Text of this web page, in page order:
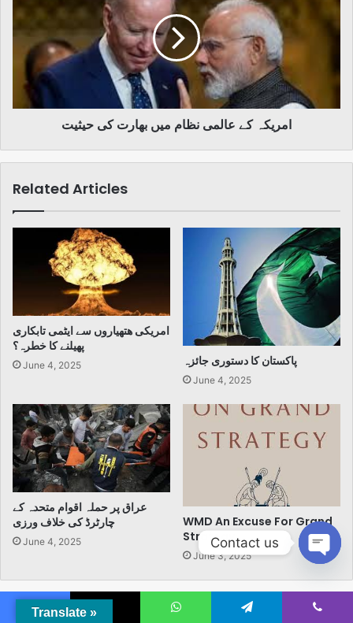
عالمی
میں
بھارت
حیثیت
امریکہ کے عالمی نظام میں بھارت کی حیثیت
Related Articles
امریکی ھتھیاروں سے ایٹمی تابکاری
پھیلنے کا خطرہ؟
June 4, 2025 پاکستان کا دستوری جائزہ
June 4, 2025
عراق پر حملہ اقوام متحدہ کے
چارٹرڈ کی خلاف ورزی
June 4, 2025
WMD An Excuse For Grand
Strategy
June 3, 2025
Leave a Reply
Translate »
Contact us